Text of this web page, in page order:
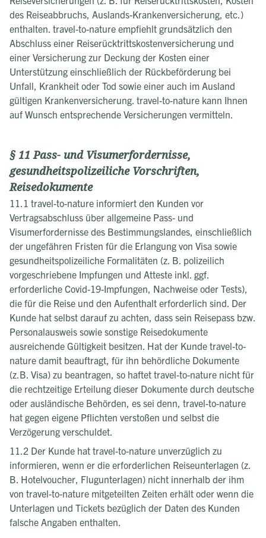
des Reiseabbruchs, Auslands-Krankenversicherung, etc.)
enthalten. travel-to-nature empfiehlt grundsätzlich den
Abschluss einer Reiserücktrittskostenversicherung und
einer Versicherung zur Deckung der Kosten einer
Unterstützung einschließlich der Rückbeförderung bei
Unfall, Krankheit oder Tod sowie einer auch im Ausland
gültigen Krankenversicherung. travel-to-nature kann Ihnen
auf Wunsch entsprechende Versicherungen vermitteln.
§ 11 Pass- und Visumerfordernisse,
gesundheitspolizeiliche Vorschriften,
Reisedokumente
11.1 travel-to-nature informiert den Kunden vor
Vertragsabschluss über allgemeine Pass- und
Visumerfordernisse des Bestimmungslandes, einschließlich
der ungefähren Fristen für die Erlangung von Visa sowie
gesundheitspolizeiliche Formalitäten (z. B. polizeilich
vorgeschriebene Impfungen und Atteste inkl. ggf.
erforderliche Covid-19-Impfungen, Nachweise oder Tests),
die für die Reise und den Aufenthalt erforderlich sind. Der
Kunde hat selbst darauf zu achten, dass sein Reisepass bzw.
Personalausweis sowie sonstige Reisedokumente
ausreichende Gültigkeit besitzen. Hat der Kunde travel-to-
nature damit beauftragt, für ihn behördliche Dokumente
(z.B. Visa) zu beantragen, so haftet travel-to-nature nicht für
die rechtzeitige Erteilung dieser Dokumente durch deutsche
oder ausländische Behörden, es sei denn, travel-to-nature
hat gegen eigene Pflichten verstoßen und selbst die
Verzögerung verschuldet.
11.2 Der Kunde hat travel-to-nature unverzüglich zu
informieren, wenn er die erforderlichen Reiseunterlagen (z.
B. Hotelvoucher, Flugunterlagen) nicht innerhalb der ihm
von travel-to-nature mitgeteilten Zeiten erhält oder wenn die
Unterlagen und Tickets bezüglich der Daten des Kunden
falsche Angaben enthalten.